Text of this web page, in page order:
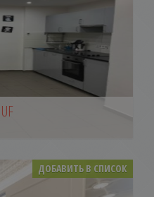
ДОБАВИТЬ В СПИСОК